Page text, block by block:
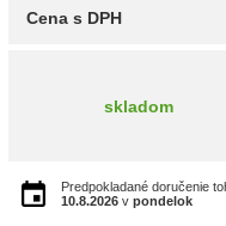
Cena s DPH
skladom
Predpokladané doručenie
10.8.2026 v pondelok